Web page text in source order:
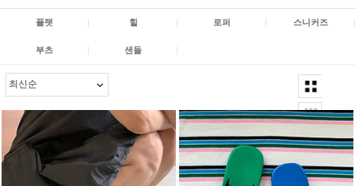
플랫 | 힐 | 로퍼 | 스니커즈 |
부츠 | 샌들 |